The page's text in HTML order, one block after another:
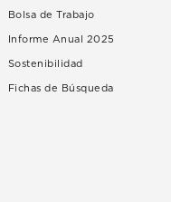
Bolsa de Trabajo
Informe Anual 2025
Sostenibilidad
Fichas de Búsqueda